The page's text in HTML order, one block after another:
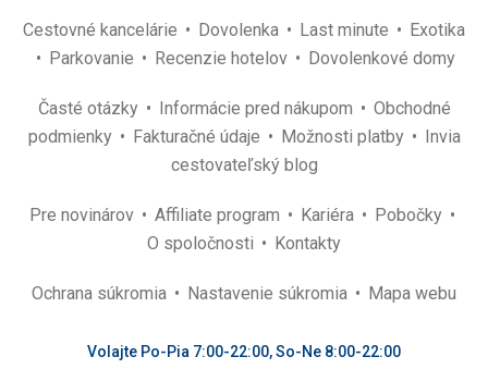
Cestovné kancelárie Dovolenka Last minute
Exotika
Parkovanie
Recenzie hotelov Dovolenkové domy
Časté otázky Informácie pred nákupom
Obchodné
podmienky
Fakturačné údaje Možnosti platby
Invia
cestovateľský blog
Pre novinárov Affiliate program Kariéra
Pobočky
O spoločnosti
Kontakty
Ochrana súkromia Nastavenie súkromia Mapa webu
Volajte Po-Pia 7:00-22:00, So-Ne 8:00-22:00